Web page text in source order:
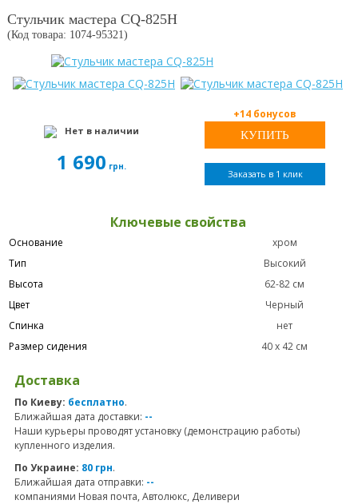
Стульчик мастера СQ-825H
(Код товара: 1074-95321)
Нет в наличии
1 690 грн.
+14 бонусов
Заказать в 1 клик
Ключевые свойства
Основание
хром
Тип
Высокий
Высота
62-82 см
Цвет
Черный
Спинка
нет
Размер сидения
40 х 42 см
Доставка
По Киеву: бесплатно.
Ближайшая дата доставки: --
Наши курьеры проводят установку (демонстрацию работы)
купленного изделия.
По Украине: 80 грн.
Ближайшая дата отправки: --
компаниями Новая почта, Автолюкс, Деливери